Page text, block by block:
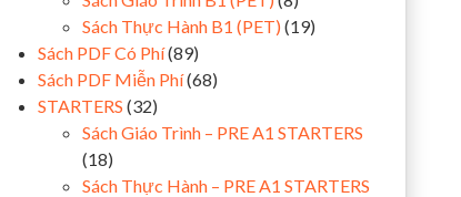
Sách Thực Hành B1 (PET) (19)
Sách PDF Có Phí(89)
Sách PDF Miễn Phí(68)
STARTERS (32)
Sách Giáo Trình – PRE A1 STARTERS
(18)
Sách Thực Hành – PRE A1 STARTERS